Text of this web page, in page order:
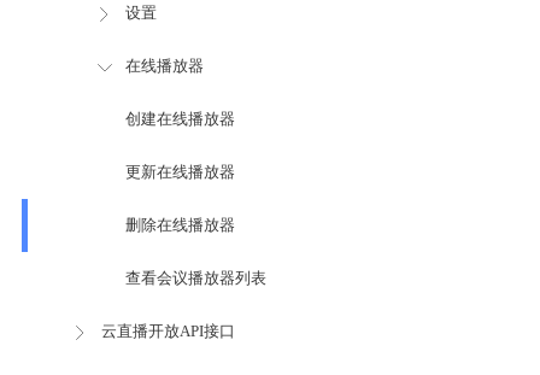
设置
在线播放器
创建在线播放器
更新在线播放器
删除在线播放器
查看会议播放器列表
云直播开放API接口